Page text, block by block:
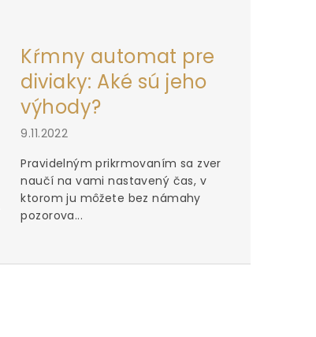
Kŕmny automat pre
diviaky: Aké sú jeho
výhody?
9.11.2022
Pravidelným prikrmovaním sa zver
naučí na vami nastavený čas, v
ktorom ju môžete bez námahy
pozorova...